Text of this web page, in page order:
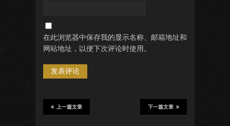
在此浏览器中保存我的显示名称、邮箱地址和
网站地址，以便下次评论时使用。
下一篇文章
上一篇文章